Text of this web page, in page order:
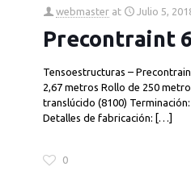
webmaster at Julio 5,
Precontraint
Tensoestructuras –
2,67 metros Rollo de 250
translúcido (8100)
Detalles de fabricación: […]
0